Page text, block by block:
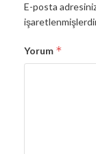
E-posta
Yorum *